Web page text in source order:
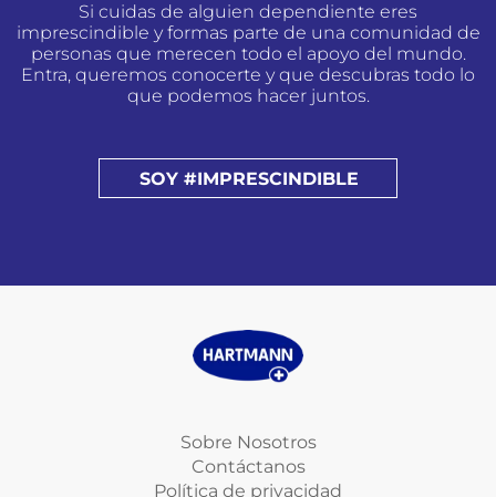
Si cuidas de alguien dependiente eres
imprescindible y formas parte de una comunidad de
personas que merecen todo el apoyo del mundo.
Entra, queremos conocerte y que descubras todo lo
que podemos hacer juntos.
SOY #IMPRESCINDIBLE
Sobre Nosotros
Contáctanos
Política de privacidad